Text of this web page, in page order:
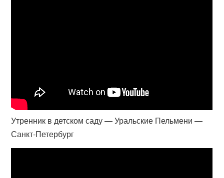
Утренник в детском саду — Уральские Пельмени —
Санкт-Петербург